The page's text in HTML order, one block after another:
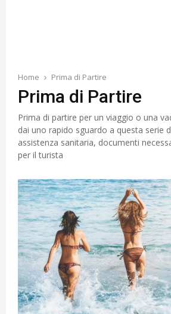
Home Prima di Partire
Prima di Partire
Prima di partire per un viaggio o una
dai uno rapido sguardo a questa serie
assistenza sanitaria, documenti
per il turista